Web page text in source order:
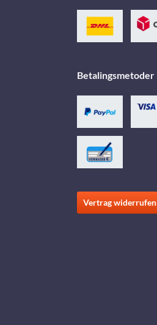
Betalingsmetoder
Vertrag widerrufen